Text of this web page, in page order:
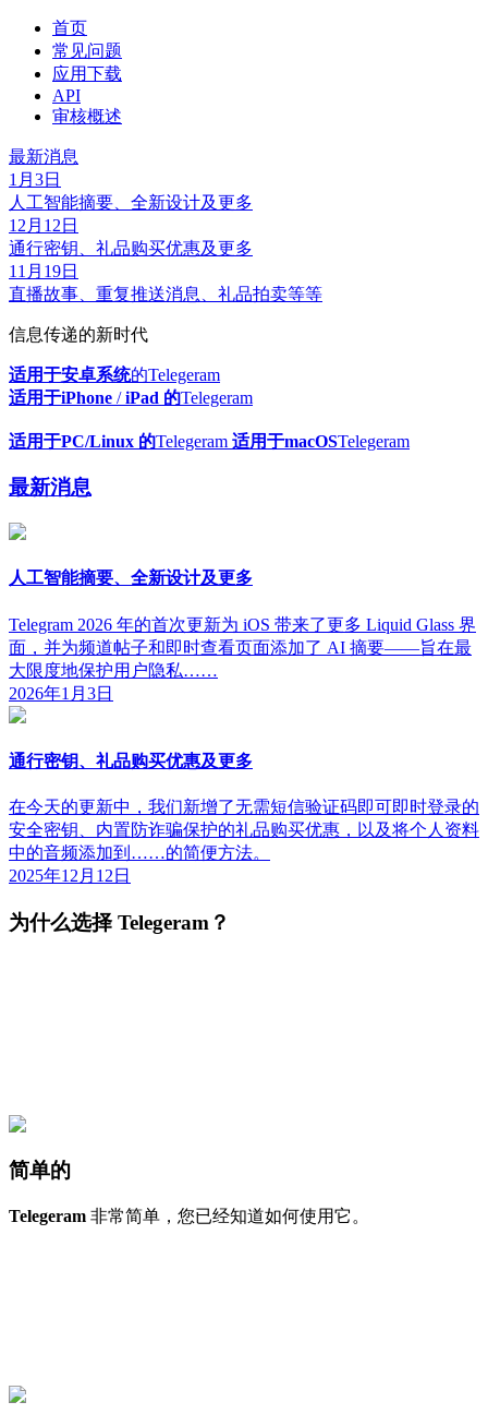
首页
常见问题
应用下载
API
审核概述
最新消息
1月3日
人工智能摘要、全新设计及更多
12月12日
通行密钥、礼品购买优惠及更多
11月19日
直播故事、重复推送消息、礼品拍卖等等
信息传递的新时代
适用于安卓系统的Telegeram
适用于iPhone /iPad 的Telegeram
适用于PC/Linux 的Telegeram 适用于macOSTelegeram
最新消息
人工智能摘要、全新设计及更多
Telegram 2026 年的首次更新为 iOS 带来了更多 Liquid Glass 界
面，并为频道帖子和即时查看页面添加了 AI 摘要——旨在最
大限度地保护用户隐私……
2026年1月3日
通行密钥、礼品购买优惠及更多
在今天的更新中，我们新增了无需短信验证码即可即时登录的
安全密钥、内置防诈骗保护的礼品购买优惠，以及将个人资料
中的音频添加到……的简便方法。
2025年12月12日
为什么选择 Telegeram？
简单的
Telegeram 非常简单，您已经知道如何使用它。